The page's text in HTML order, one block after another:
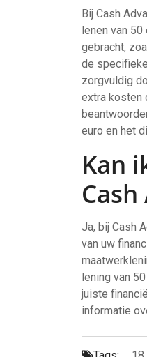
Bij Cash
lenen van
gebracht,
de
zorgvuldig
extra kosten
euro en het
Kan
Cash
Ja, bij Cash
van uw
lening van
juiste
informatie